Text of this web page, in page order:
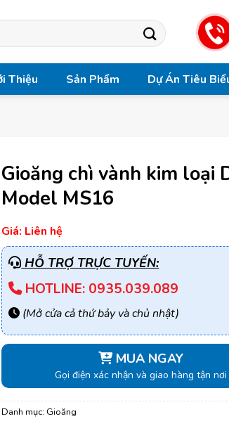
Thiệu Sản Phẩm Dự Án Tiêu
Gioăng chì vành kim loại
Model MS16
Giá: Liên hệ
HỖ TRỢ TRỰC TUYẾN:
HOTLINE: 0935.039.089
(Mở cửa cả thứ bảy và chủ nhật)
MUA NGAY
Gọi điện xác nhận và giao hàng tận nơi
Danh mục: Gioăng